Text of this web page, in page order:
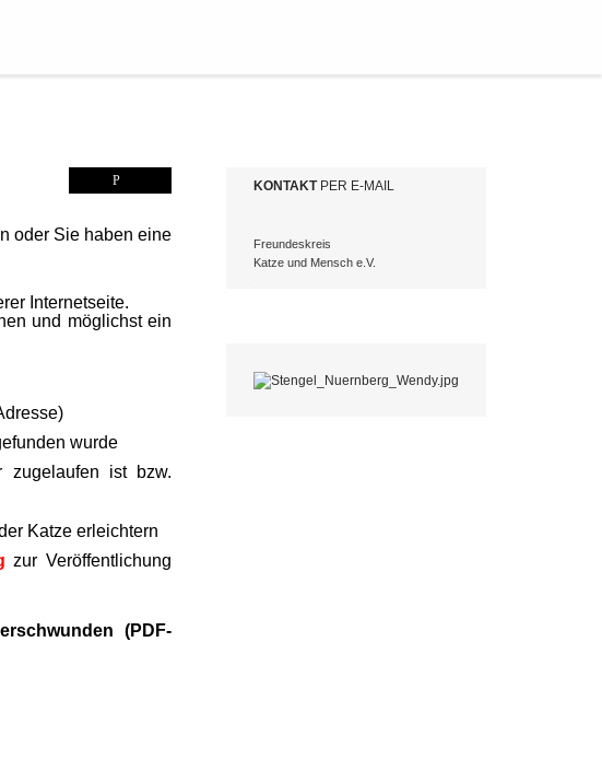
oder Sie haben eine
Internetseite.
und möglichst ein
wurde
zugelaufen ist bzw.
Katze erleichtern
zur Veröffentlichung
(PDF-
KONTAKTPER E-MAIL
Freundeskreis
Katze und Mensch e.V.